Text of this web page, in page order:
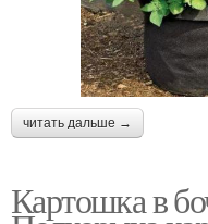
читать дальше →
Картошка в